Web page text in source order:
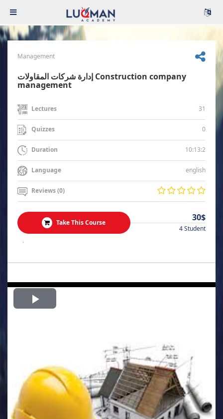
Management
إدارة شركات المقاولات Construction company
management
Lectures 31
Quizzes 0
Duration 10:13:2
Language english
Reviews (0)
Take This Course 30$
4 Student
.
Play